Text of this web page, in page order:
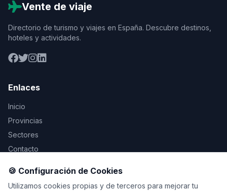
Vente de viaje
Directorio de turismo y viajes en España. Descubre destinos,
hoteles y actividades.
Enlaces
Inicio
Provincias
Sectores
Contacto
Legal
🍪 Configuración de Cookies
Utilizamos cookies propias y de terceros para mejorar tu